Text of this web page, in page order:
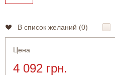
В список желаний (0)
Цена
4 092 грн.